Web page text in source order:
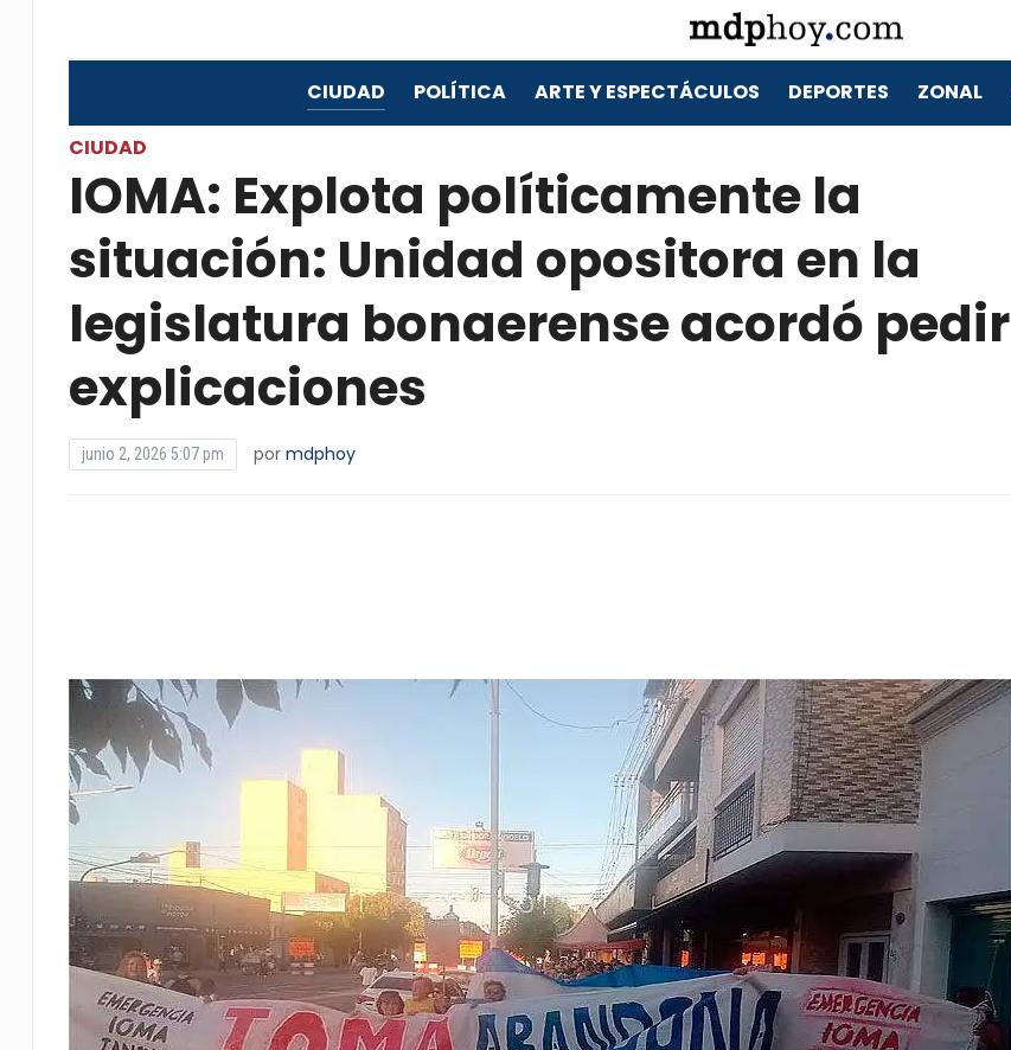
CIUDAD POLÍTICA ARTE Y ESPECTÁCULOS DEPORTES ZONAL
CIUDAD
IOMA: Explota políticamente la
situación: Unidad opositora en la
legislatura bonaerense acordó pedir
explicaciones
junio 2, 2026 5:07 pm por mdphoy